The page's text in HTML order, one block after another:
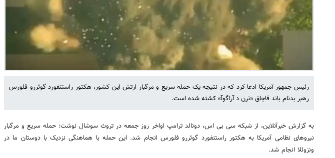
رئیس جمهور آمریکا ادعا کرد که در نتیجه یک حمله سریع و مرگبار ارتش این کشور، هکتور راستنفورد گوئررو فلورس
رهبر بدنام باند قاچاق «ترن د آراگوآ» کشته شده است.
به گزارش خبرآنلاین، از شبکه سی بی اس، دونالد ترامپ اواخر روز جمعه در تروث سوشال نوشت: حمله سریع و مرگبار
نیروهای نظامی آمریکا به هکتور راستنفورد گوئررو فلورس انجام شد. این حمله با هماهنگی نزدیک با دوستان ما در
ونزوئلا انجام شد.